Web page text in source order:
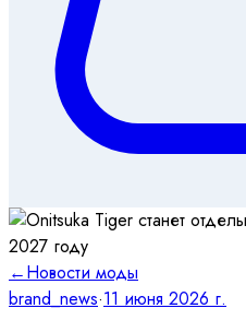
←Новости моды
brand_news·11 июня 2026 г.